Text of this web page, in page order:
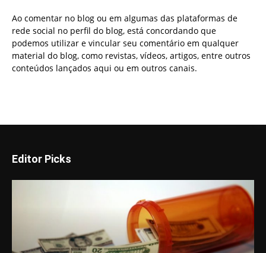
Ao comentar no blog ou em algumas das plataformas de
rede social no perfil do blog, está concordando que
podemos utilizar e vincular seu comentário em qualquer
material do blog, como revistas, vídeos, artigos, entre outros
conteúdos lançados aqui ou em outros canais.
Editor Picks